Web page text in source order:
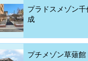
プラドスメゾン
成
プチメゾン草薙